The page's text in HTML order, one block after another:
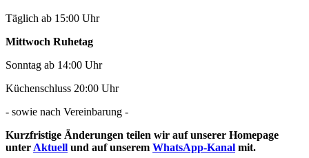
Täglich ab 15:00 Uhr
Mittwoch Ruhetag
Sonntag ab 14:00 Uhr
Küchenschluss 20:00 Uhr
- sowie nach Vereinbarung -
Kurzfristige Änderungen teilen wir auf unserer Homepage
unterAktuell und auf unserem WhatsApp-Kanal mit.